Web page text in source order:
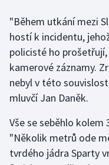
Florbal
Golf
Gymnastika
Házená
"Během utkání mezi
hostí k incidentu,
policisté ho
kamerové záznamy.
nebyl v této
mluvčí Jan Daněk.
Vše se seběhlo kolem
"Několik metrů ode
tvrdého jádra Sparty